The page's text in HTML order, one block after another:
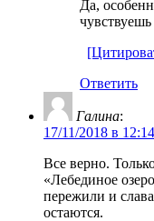
Да,
Ответить
Галина:
17/11/2018 в 12:14
Все верно.
«Лебединое
пережили и
остаются.